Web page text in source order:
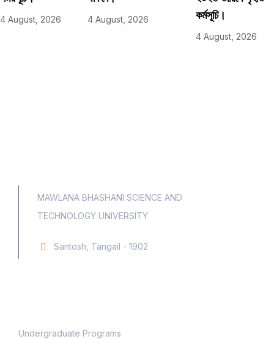
4 August, 2026 4 August, 2026
কর্মসূচি।
4 August, 2026
MAWLANA BHASHANI SCIENCE AND
TECHNOLOGY UNIVERSITY
Santosh, Tangail - 1902
Undergraduate Programs